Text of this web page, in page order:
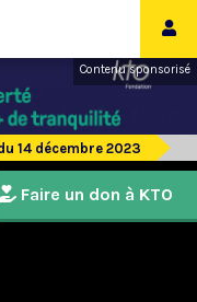
Contenu sponsorisé
14 décembre 2023
Faire un don à KTO